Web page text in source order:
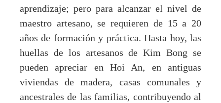
aprendizaje; pero para alcanzar el nivel de
maestro artesano, se requieren de 15 a 20
años de formación y práctica. Hasta hoy, las
huellas de los artesanos de Kim Bong se
pueden apreciar en Hoi An, en antiguas
viviendas de madera, casas comunales y
ancestrales de las familias, contribuyendo al